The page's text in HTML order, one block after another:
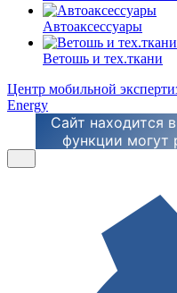
Автоаксессуары
Ветошь и тех.ткани
Центр мобильной
Energy
Сайт находится
функции могут